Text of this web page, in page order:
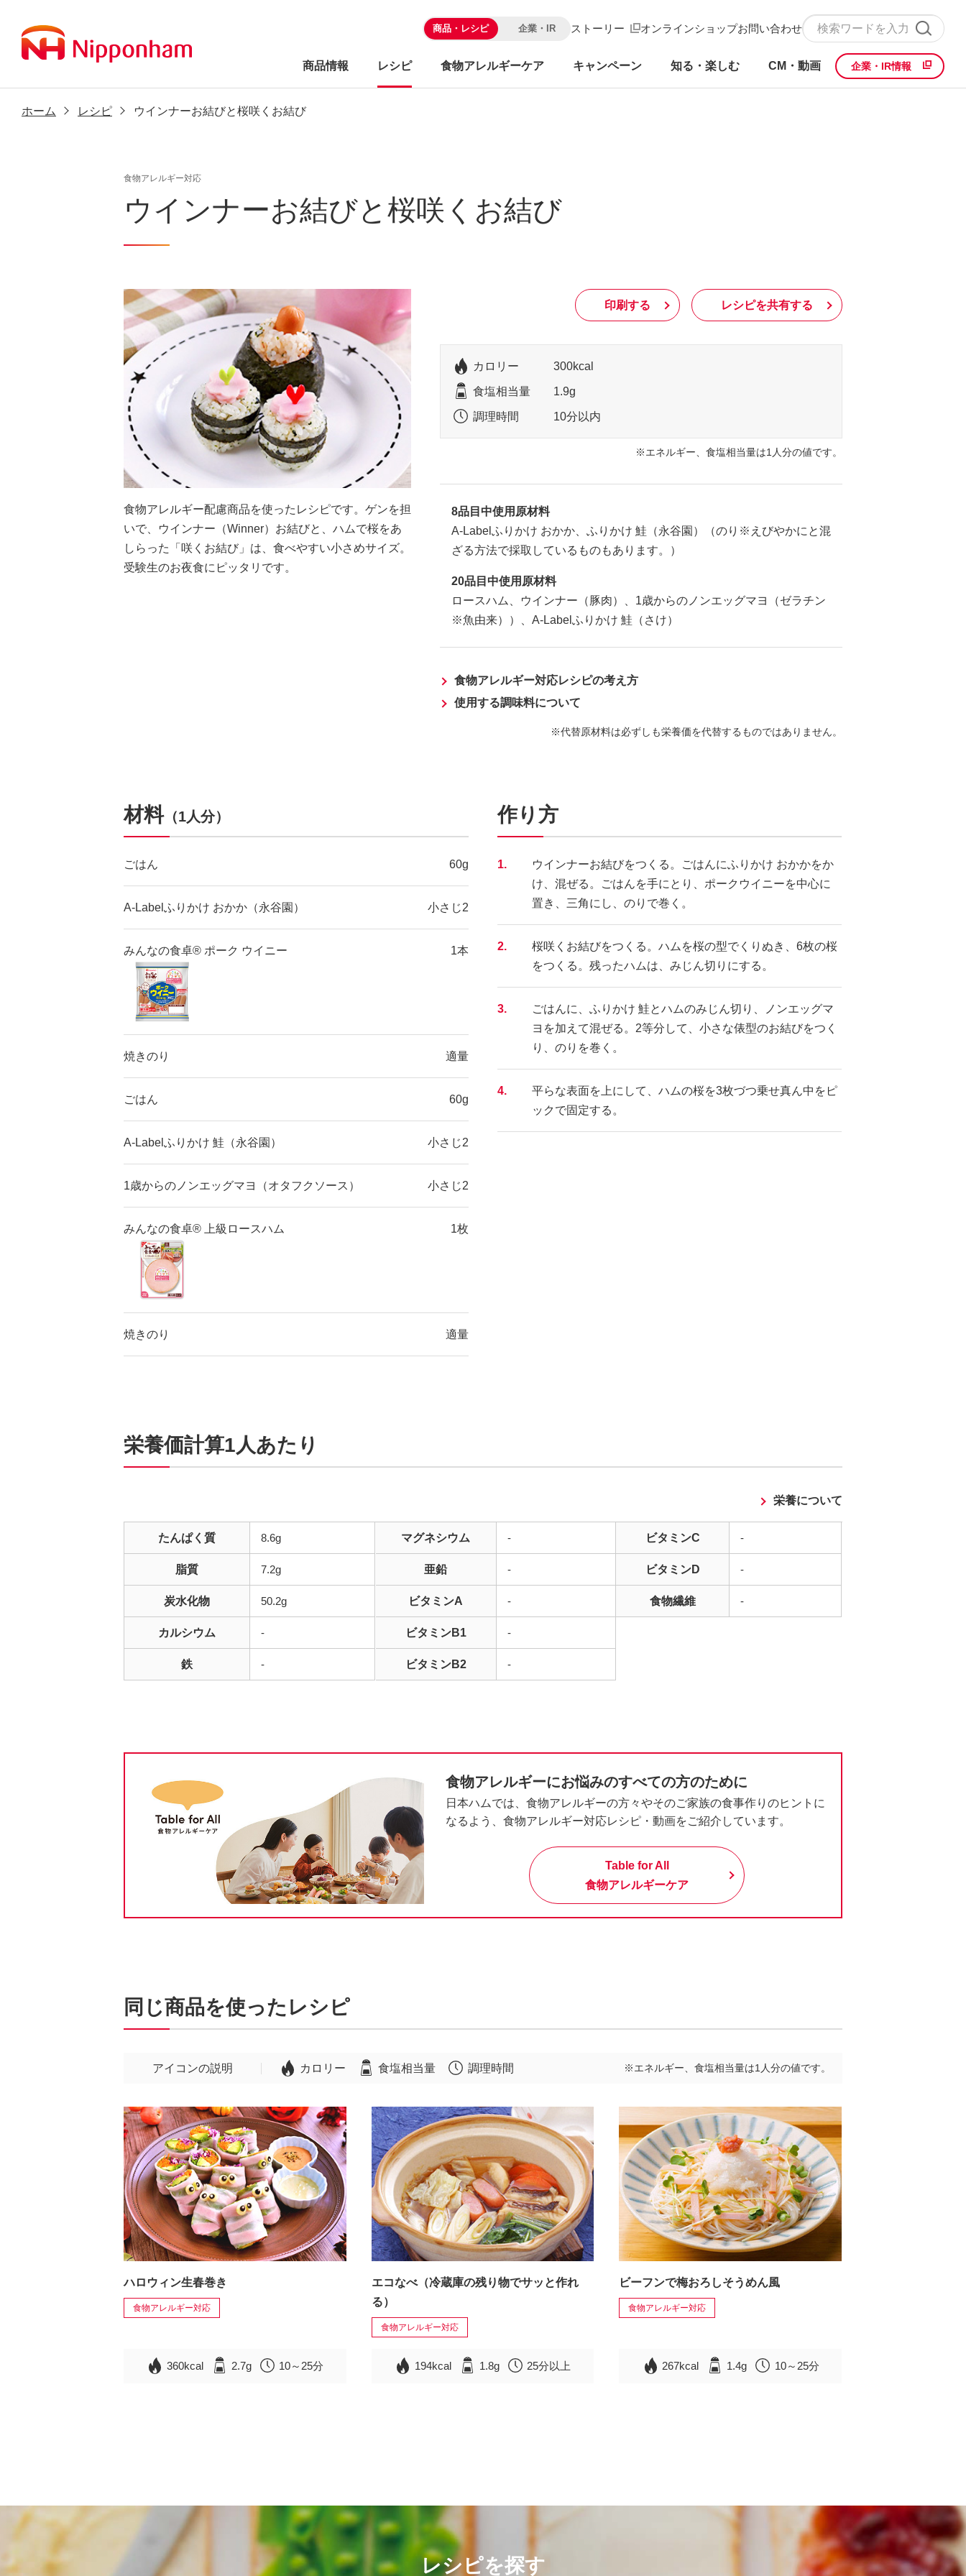
商品・レシピ 企業・IR ストーリー オンラインショップお問い合わせ
商品情報 レシピ 食物アレルギーケア キャンペーン 知る・楽しむ CM・動画 企業・IR情報
ホーム レシピ ウインナーお結びと桜咲くお結び
食物アレルギー対応
ウインナーお結びと桜咲くお結び
食物アレルギー配慮商品を使ったレシピです。ゲンを担
いで、ウインナー（Winner）お結びと、ハムで桜をあ
しらった「咲くお結び」は、食べやすい小さめサイズ。
受験生のお夜食にピッタリです。
印刷する レシピを共有する
カロリー 300kcal
食塩相当量 1.9g
調理時間 10分以内
エネルギー、食塩相当量は1人分の値です。
8品目中使用原材料
A-Labelふりかけ おかか、ふりかけ 鮭（永谷園）（のり※えびやかにと混
ざる方法で採取しているものもあります。）
20品目中使用原材料
ロースハム、ウインナー（豚肉）、1歳からのノンエッグマヨ（ゼラチン
※魚由来））、A-Labelふりかけ 鮭（さけ）
食物アレルギー対応レシピの考え方
使用する調味料について
代替原材料は必ずしも栄養価を代替するものではありません。
材料（1人分）
ごはん 60g
A-Labelふりかけ おかか（永谷園） 小さじ2
みんなの食卓® ポーク ウイニー 1本
焼きのり 適量
ごはん 60g
A-Labelふりかけ 鮭（永谷園） 小さじ2
1歳からのノンエッグマヨ（オタフクソース） 小さじ2
みんなの食卓® 上級ロースハム 1枚
焼きのり 適量
作り方
1.
ウインナーお結びをつくる。ごはんにふりかけ おかかをか
け、混ぜる。ごはんを手にとり、ポークウイニーを中心に
置き、三角にし、のりで巻く。
2.
桜咲くお結びをつくる。ハムを桜の型でくりぬき、6枚の桜
をつくる。残ったハムは、みじん切りにする。
3.
ごはんに、ふりかけ 鮭とハムのみじん切り、ノンエッグマ
ヨを加えて混ぜる。2等分して、小さな俵型のお結びをつく
り、のりを巻く。
4.
平らな表面を上にして、ハムの桜を3枚づつ乗せ真ん中をピ
ックで固定する。
栄養価計算1人あたり
栄養について
たんぱく質 8.6g
脂質 7.2g
炭水化物 50.2g
カルシウム -
鉄 -
マグネシウム -
亜鉛 -
ビタミンA -
ビタミンB1 -
ビタミンB2 -
ビタミンC -
ビタミンD -
食物繊維 -
食物アレルギーにお悩みのすべての方のために
日本ハムでは、食物アレルギーの方々やそのご家族の食事作りのヒントに
なるよう、食物アレルギー対応レシピ・動画をご紹介しています。
Table for All
食物アレルギーケア
同じ商品を使ったレシピ
アイコンの説明 カロリー 食塩相当量 調理時間 ※エネルギー、食塩相当量は1人分の値です。
ハロウィン生春巻き
食物アレルギー対応
360kcal 2.7g 10～25分
エコなべ（冷蔵庫の残り物でサッと作れ
る）
食物アレルギー対応
194kcal 1.8g 25分以上
ビーフンで梅おろしそうめん風
食物アレルギー対応
267kcal 1.4g 10～25分
レシピを探す